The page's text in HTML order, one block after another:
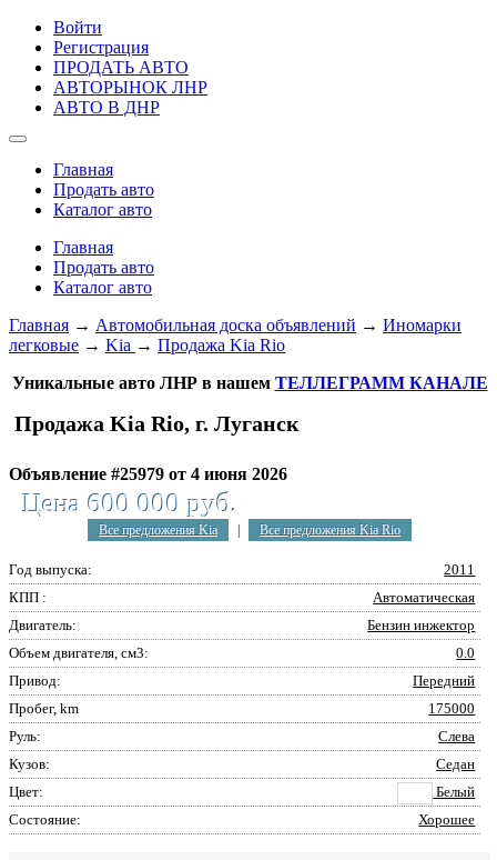
Войти
Регистрация
ПРОДАТЬ АВТО
АВТОРЫНОК ЛНР
АВТО В ДНР
Главная
Продать авто
Каталог авто
Главная
Продать авто
Каталог авто
Главная → Автомобильная доска объявлений → Иномарки
легковые → Kia → Продажа Kia Rio
Уникальные авто ЛНР в нашем ТЕЛЛЕГРАММ КАНАЛЕ
Продажа Kia Rio, г. Луганск
Объявление #25979 от 4 июня 2026
Цена 600 000 руб.
Все предложения Kia Все предложения Kia Rio
Год выпуска:
2011
КПП :
Автоматическая
Двигатель:
Бензин инжектор
Объем двигателя, см3:
0.0
Привод:
Передний
Пробег, km
175000
Руль:
Слева
Кузов:
Седан
Цвет:
Белый
Состояние:
Хорошее